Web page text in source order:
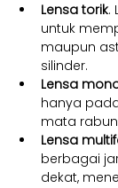
Lensa torik.
untuk
maupun
silinder.
Lensa
hanya
mata
Lensa
berbagai
dekat,